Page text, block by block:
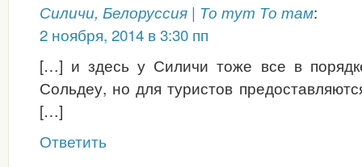
Силичи, Белоруссия | То тут То там:
2 ноября, 2014 в 3:30 пп
[…] и здесь у Силичи тоже все в
Сольдеу, но для туристов
[…]
Ответить